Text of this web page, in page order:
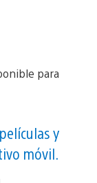
y
móvil.